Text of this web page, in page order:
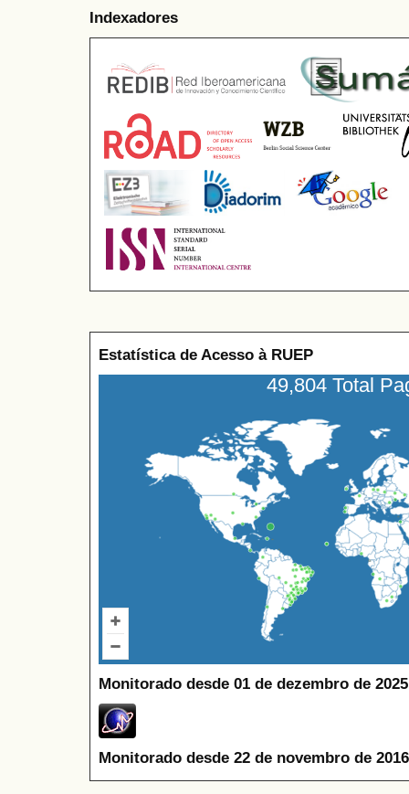
Indexadores
Estatística de Acesso à RUEP
49,804 Total
Monitorado desde 01 de dezembro de
Monitorado desde 22 de novembro de